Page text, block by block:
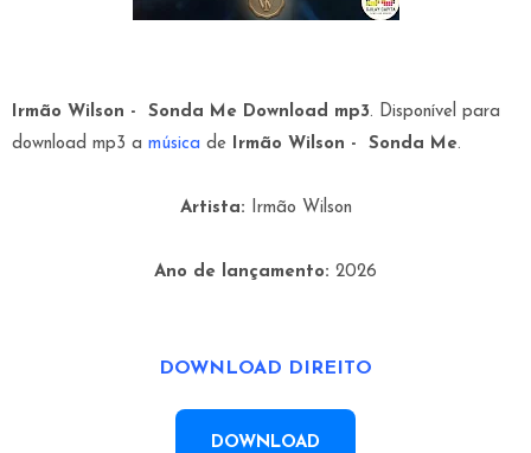
Irmão Wilson - Sonda Me Download mp3. Disponível para
download mp3 a música de Irmão Wilson - Sonda Me.
Artista: Irmão Wilson
Ano de lançamento: 2026
DOWNLOAD DIREITO
DOWNLOAD